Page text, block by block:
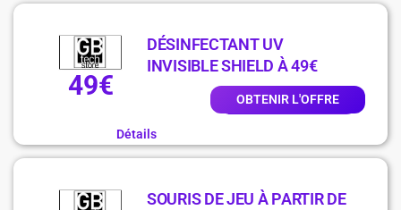
49€
DÉSINFECTANT UV
INVISIBLE SHIELD À 49€
OBTENIR L'OFFRE
Détails
SOURIS DE JEU À PARTIR DE